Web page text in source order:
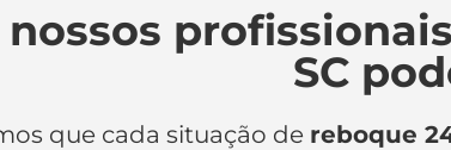
nossos
SC
que cada situação de reboque